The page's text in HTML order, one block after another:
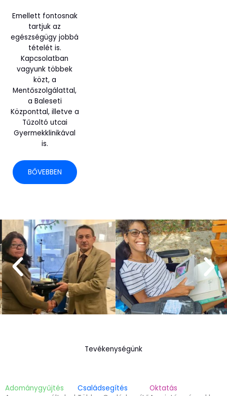
Emellett fontosnak
tartjuk az
egészségügy jobbá
tételét is.
Kapcsolatban
vagyunk többek
közt, a
Mentőszolgálattal,
a Baleseti
Központtal, illetve a
Tűzoltó utcai
Gyermekklinikával
is.
BŐVEBBEN
Tevékenységünk
Adománygyűjtés
Családsegítés
Oktatás